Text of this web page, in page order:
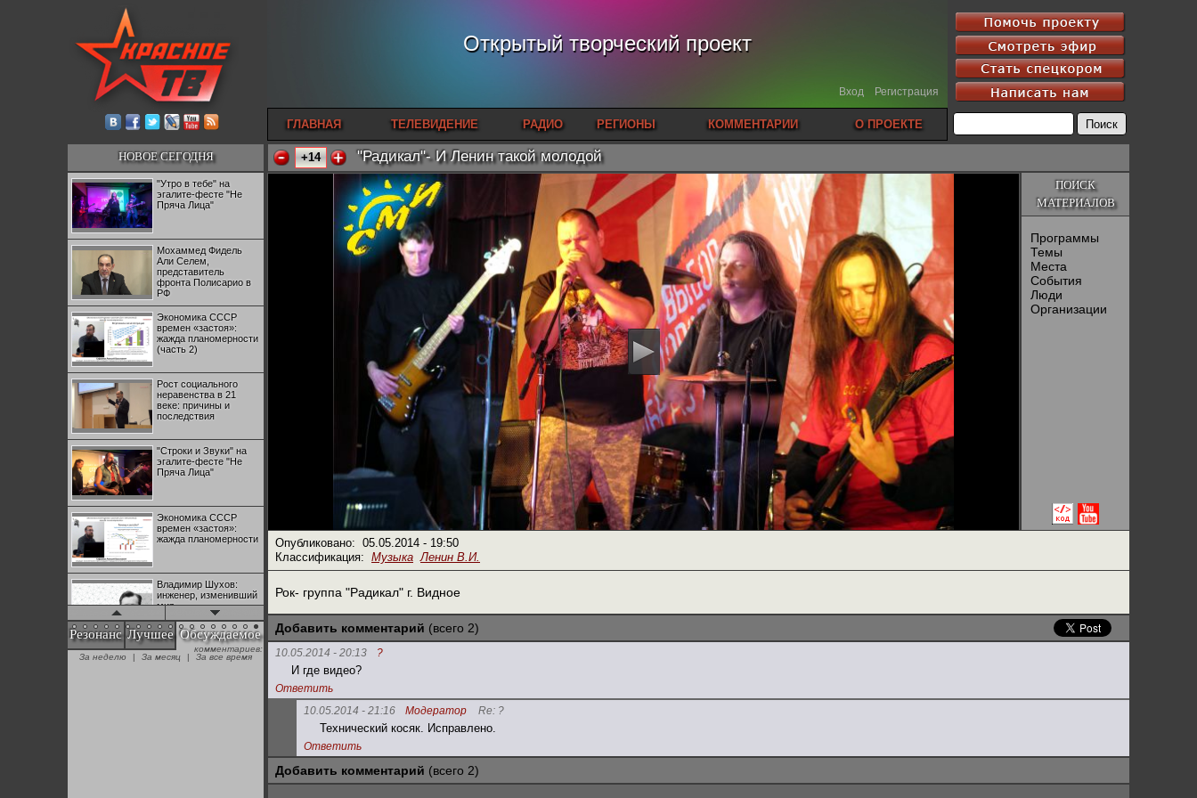
Открытый творческий проект
Вход Регистрация
ГЛАВНАЯ ТЕЛЕВИДЕНИЕ РАДИО РЕГИОНЫ КОММЕНТАРИИ О ПРОЕКТЕ
НОВОЕ СЕГОДНЯ
"Утро в тебе" на
эгалите-фесте "Не
Пряча Лица"
Мохаммед Фидель
Али Селем,
представитель
фронта Полисарио в
РФ
Экономика СССР
времен «застоя»:
жажда планомерности
(часть 2)
Рост социального
неравенства в 21
веке: причины и
последствия
"Строки и Звуки" на
эгалите-фесте "Не
Пряча Лица"
Экономика СССР
времен «застоя»:
жажда планомерности
Владимир Шухов:
инженер, изменивший
мир
"Аркадий Коц" на
эгалите-фесте "Не
Резонанс Лучшее Обсуждаемое
комментариев:
За неделю
| За месяц | За все время
+14 "Радикал"- И Ленин такой молодой
ПОИСК
МАТЕРИАЛОВ
Программы
Темы
Места
События
Люди
Организации
Опубликовано: 05.05.2014 - 19:50
Классификация: Музыка Ленин В.И.
Рок- группа "Радикал" г. Видное
Добавить комментарий (всего 2)
10.05.2014 - 20:13 ?
И где видео?
Ответить
10.05.2014 - 21:16
Модератор Re: ?
Технический косяк. Исправлено.
Ответить
Добавить комментарий (всего 2)